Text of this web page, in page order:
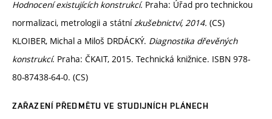
Hodnocení existujících konstrukcí. Praha: Úřad pro technickou
normalizaci, metrologii a státnízkušebnictví, 2014. (CS)
KLOIBER, Michal a Miloš DRDÁCKÝ. Diagnostika dřevěných
konstrukcí. Praha: ČKAIT, 2015. Technická knižnice. ISBN 978-
80-87438-64-0. (CS)
ZAŘAZENÍ PŘEDMĚTU VE STUDIJNÍCH PLÁNECH